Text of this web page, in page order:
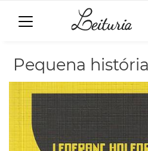
Pequena